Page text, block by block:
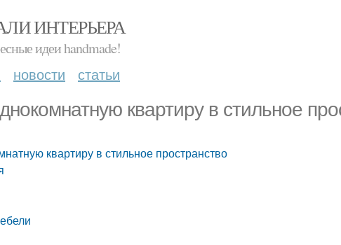
ИНТЕРЬЕРА
идеи handmade!
новости статьи
квартиру в стильное
квартиру в стильное пространство